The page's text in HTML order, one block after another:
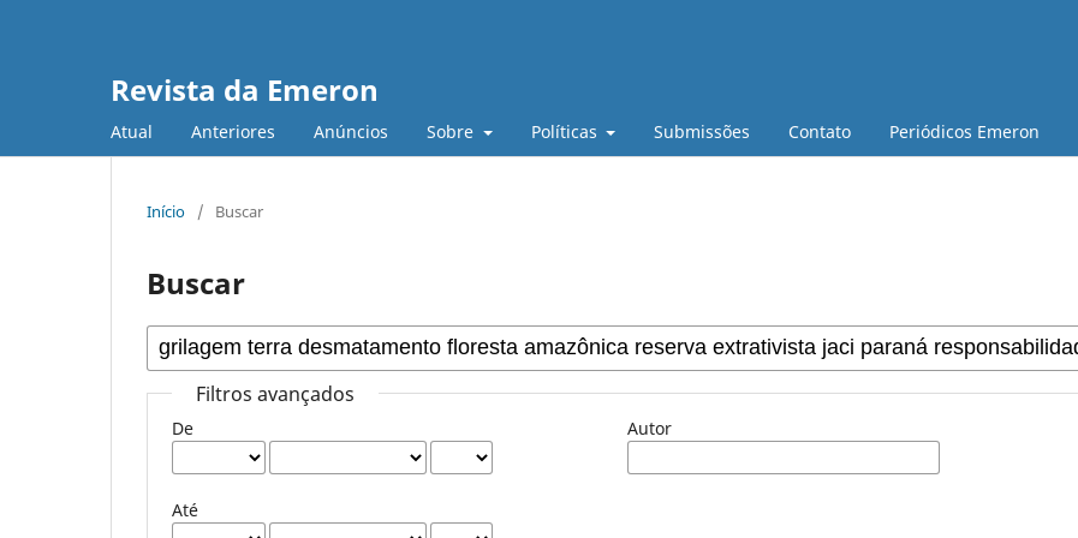
Revista da Emeron
Atual Anteriores Anúncios Sobre Políticas Submissões Contato Periódicos Emeron
Início / Buscar
Buscar
Filtros avançados
De
Até
Autor